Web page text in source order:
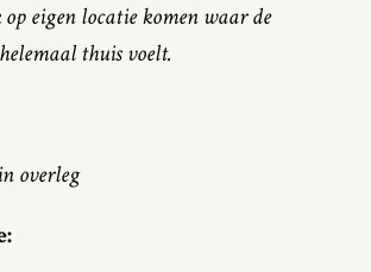
eigen locatie komen waar de
thuis voelt.
overleg